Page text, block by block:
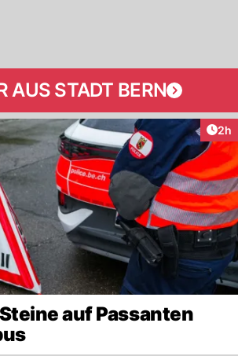
AUS STADT BERN
2h
auf Passanten